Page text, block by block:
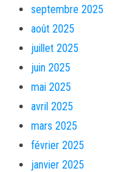
septembre 2025
août 2025
juillet 2025
juin 2025
mai 2025
avril 2025
mars 2025
février 2025
janvier 2025